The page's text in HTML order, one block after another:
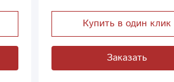
Купить в один клик
Заказать